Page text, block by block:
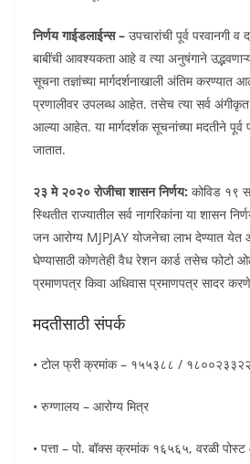
निर्णय गाईडलाईन्स – उपचारांची पूर्व परवानगी व
बाबींची आवश्यकता आहे व त्या अनुषंगाने
सूचना तज्ञांच्या मार्गदर्शनाखाली अंतिम
प्रणालीवर उपलब्ध आहेत. तसेच त्या सर्व अंगीकृत
आल्या आहेत. या मार्गदर्शक सूचनांच्या मदतीने
जातात.
२३ मे २०२० रोजीचा शासन निर्णय: कोविड १९
स्थितीत राज्यातील सर्व नागरिकांना या शासन
जन आरोग्य MJPJAY योजनेचा लाभ देण्यात येत
घेण्यासाठी कोणतेही वैध रेशन कार्ड तसेच फोटो
प्रमाणपत्र किवा अधिवास प्रमाणपत्र सादर
मदतीसाठी संपर्क
• टोल फ्री क्रमांक – १५५३८८ /
• रुग्णालय – आरोग्य मित्र
• पत्ता – पो. बॉक्स क्रमांक १६५६५, वरळी